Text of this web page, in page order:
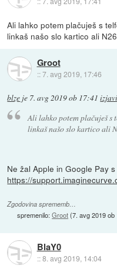
Ali lahko potem plačuješ s
linkaš našo slo kartico ali
Groot
::7. avg 2019, 17:46
blze je 7. avg 2019 ob 17:41
Ali lahko potem plačuješ s
linkaš našo slo kartico ali
Ne žal Apple in Google Pay
https://
Zgodovina sprememb…
spremenilo:Groot(7. avg 2019 ob
BlaY0
::8. avg 2019, 14:04